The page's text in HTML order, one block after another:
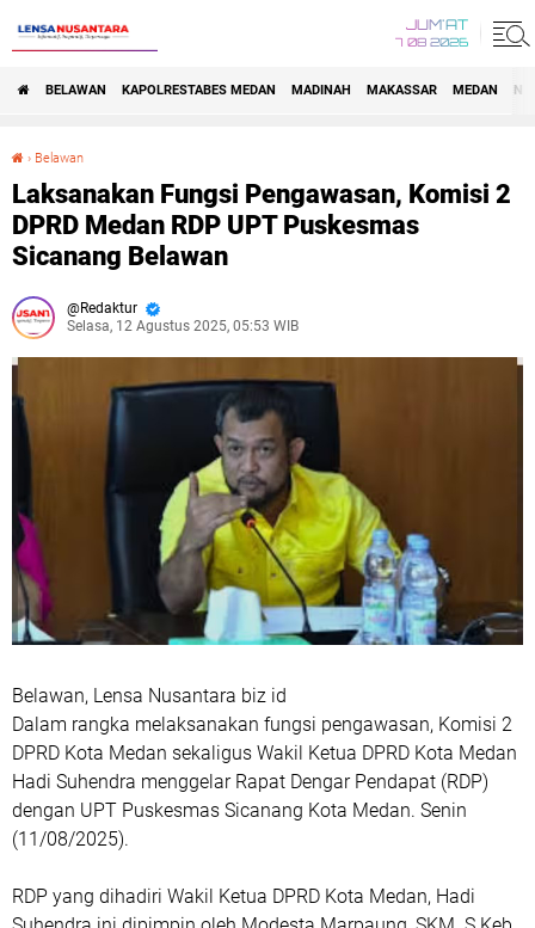
JUM'AT
7 08 2026
BELAWAN KAPOLRESTABES MEDAN MADINAH MAKASSAR MEDAN
› Belawan
Laksanakan Fungsi Pengawasan, Komisi 2
DPRD Medan RDP UPT Puskesmas
Sicanang Belawan
Redaktur
Selasa, 12 Agustus 2025, 05:53 WIB
Belawan, Lensa Nusantara biz id
Dalam rangka melaksanakan fungsi pengawasan, Komisi 2
DPRD Kota Medan sekaligus Wakil Ketua DPRD Kota Medan
Hadi Suhendra menggelar Rapat Dengar Pendapat (RDP)
dengan UPT Puskesmas Sicanang Kota Medan. Senin
(11/08/2025).
RDP yang dihadiri Wakil Ketua DPRD Kota Medan, Hadi